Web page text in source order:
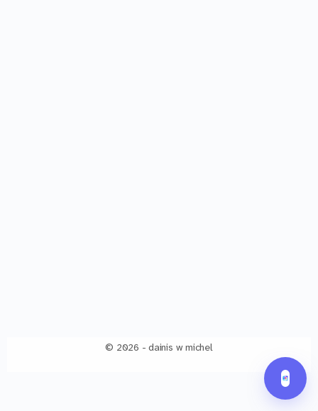
© 2026 - dainis w michel